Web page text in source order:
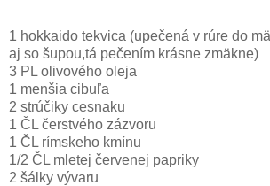
1 hokkaido tekvica (upečená v rúre do
aj so šupou,tá pečením krásne zmäkne)
3 PL olivového oleja
1 menšia cibuľa
2 strúčiky cesnaku
1 ČL čerstvého zázvoru
1 ČL rímskeho kmínu
1/2 ČL mletej červenej papriky
2 šálky vývaru